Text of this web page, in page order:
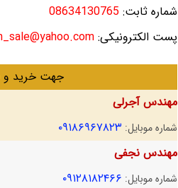
شماره ثابت: 08634130765
پست الکترونیکی:
جهت خرید و
مهندس آجرلی
شماره موبایل: ۰۹۱۸۶۹۶۷۸۲۳
مهندس نجفی
شماره موبایل: ۰۹۱۲۸۱۸۲۴۶۶